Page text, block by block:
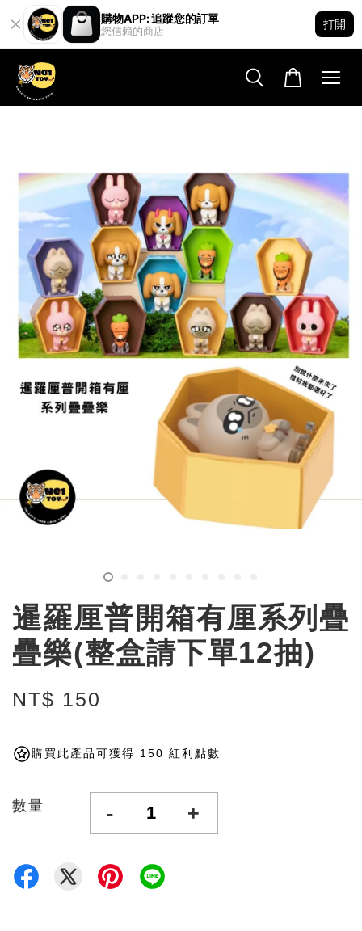
購物APP: 追蹤您的訂單
您信賴的商店
打開
暹羅厘普開箱有厘系列疊
疊樂(整盒請下單12抽)
NT$ 150
購買此產品可獲得 150 紅利點數
數量 - +